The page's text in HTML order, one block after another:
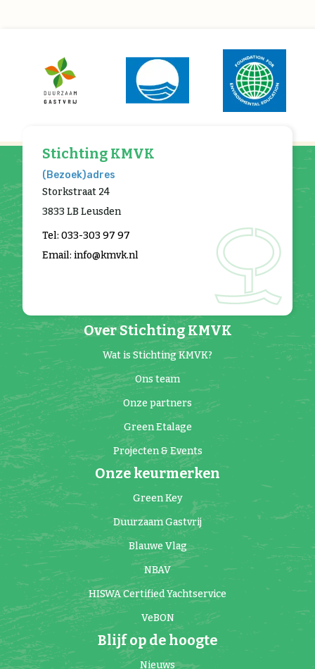
Over Stichting KMVK
Wat is Stichting KMVK?
Ons team
Onze partners
Green Etalage
Projecten & Events
Onze keurmerken
Green Key
Duurzaam Gastvrij
Blauwe Vlag
NBAV
HISWA Certified Yachtservice
VeBON
Blijf op de hoogte
Nieuws
Stichting KMVK
(Bezoek)adres
Storkstraat 24
3833 LB Leusden
Tel: 033-303 97 97
Email: info@kmvk.nl